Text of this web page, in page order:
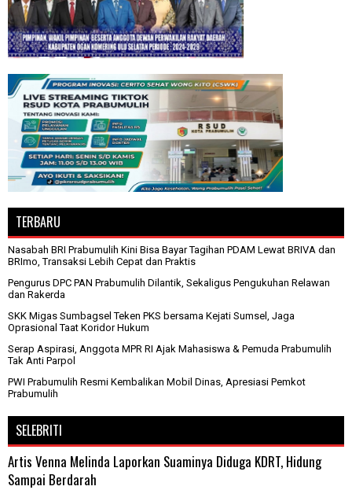
TERBARU
Nasabah BRI Prabumulih Kini Bisa Bayar Tagihan PDAM Lewat BRIVA dan
BRImo, Transaksi Lebih Cepat dan Praktis
Pengurus DPC PAN Prabumulih Dilantik, Sekaligus Pengukuhan Relawan
dan Rakerda
SKK Migas Sumbagsel Teken PKS bersama Kejati Sumsel, Jaga
Oprasional Taat Koridor Hukum
Serap Aspirasi, Anggota MPR RI Ajak Mahasiswa & Pemuda Prabumulih
Tak Anti Parpol
PWI Prabumulih Resmi Kembalikan Mobil Dinas, Apresiasi Pemkot
Prabumulih
SELEBRITI
Artis Venna Melinda Laporkan Suaminya Diduga KDRT, Hidung
Sampai Berdarah